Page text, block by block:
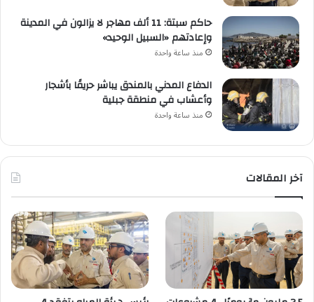
حاكم سبتة: 11 ألف مهاجر لا يزالون في المدينة
وإعادتهم «السبيل الوحيد»
منذ ساعة واحدة
الدفاع المدني بالمندق يباشر حريقًا بأشجار
وأعشاب في منطقة جبلية
منذ ساعة واحدة
آخر المقالات